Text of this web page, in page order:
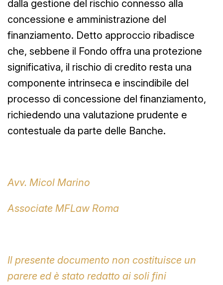
dalla gestione del rischio connesso alla
concessione e amministrazione del
finanziamento. Detto approccio ribadisce
che, sebbene il Fondo offra una protezione
significativa, il rischio di credito resta una
componente intrinseca e inscindibile del
processo di concessione del finanziamento,
richiedendo una valutazione prudente e
contestuale da parte delle Banche.
Avv. Micol Marino
Associate MFLaw Roma
Il presente documento non costituisce un
parere ed è stato redatto ai soli fini